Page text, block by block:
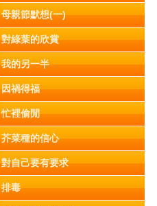
母親節默想(一)
對綠葉的欣賞
我的另一半
因禍得福
忙裡偷閒
芥菜種的信心
對自己要有要求
排毒